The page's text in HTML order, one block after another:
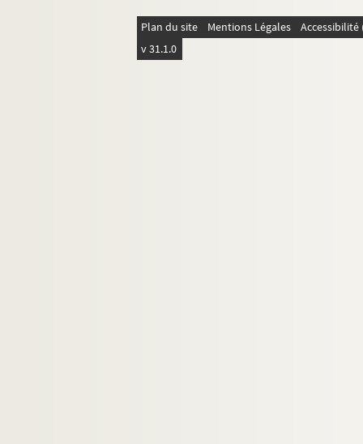
Plan du site Mentions Légales
v 31.1.0